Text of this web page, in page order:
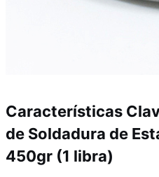
Características
de Soldadura de
450gr (1 libra)